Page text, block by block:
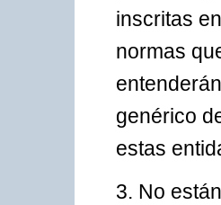
inscritas
normas
genérico
estas
3. No